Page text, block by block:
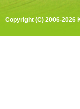
Copyright (C) 2006-2026